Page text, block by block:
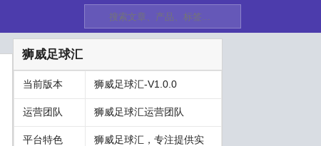
狮威足球汇
当前版本 狮威足球汇-V1.0.0
运营团队 狮威足球汇运营团队
平台特色
狮威足球汇，专注提供实